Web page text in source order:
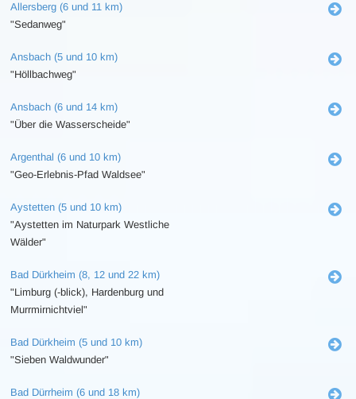
Allersberg (6 und 11 km)
"Sedanweg"
Ansbach (5 und 10 km)
"Höllbachweg"
Ansbach (6 und 14 km)
"Über die Wasserscheide"
Argenthal (6 und 10 km)
"Geo-Erlebnis-Pfad Waldsee"
Aystetten (5 und 10 km)
"Aystetten im Naturpark Westliche
Wälder"
Bad Dürkheim (8, 12 und 22 km)
"Limburg (-blick), Hardenburg und
Murrmirnichtviel"
Bad Dürkheim (5 und 10 km)
"Sieben Waldwunder"
Bad Dürrheim (6 und 18 km)